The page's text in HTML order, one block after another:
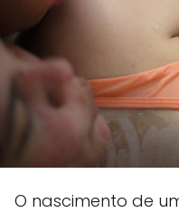
O nascimento de